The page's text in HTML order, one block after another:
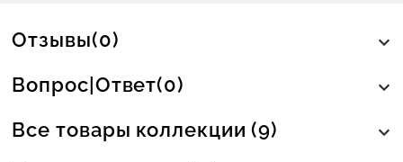
Отзывы(0)
Вопрос|Ответ(0)
Все товары коллекции (9)